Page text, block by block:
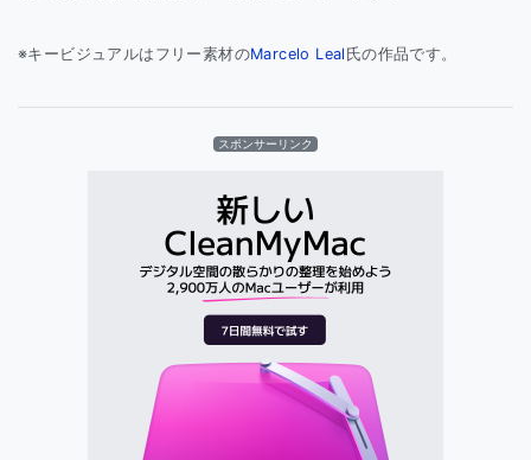
※キービジュアルはフリー素材のMarcelo Leal 氏の作品です。
スポンサーリンク